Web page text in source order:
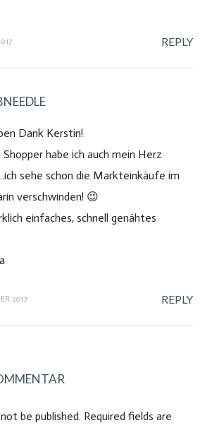
REPLY
Dank Kerstin!
Shopper habe ich auch mein Herz
sehe schon die Markteinkäufe im
verschwinden! 😉
einfaches, schnell genähtes
2017 REPLY
be published. Required fields are
und ich lebe an der Elbe im
den Globus nehmen, dir meine
zeigen und dich teilhaben lassen am